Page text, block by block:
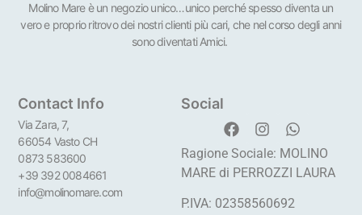
Molino Mare è un negozio unico…unico perché spesso diventa un
vero e proprio ritrovo dei nostri clienti più cari, che nel corso degli anni
sono diventati Amici.
Contact Info
Via Zara, 7,
66054 Vasto CH
0873 583600
+39 392 0084661
info@molinomare.com
Social
Ragione Sociale: MOLINO
MARE di PERROZZI LAURA
P.IVA: 02358560692